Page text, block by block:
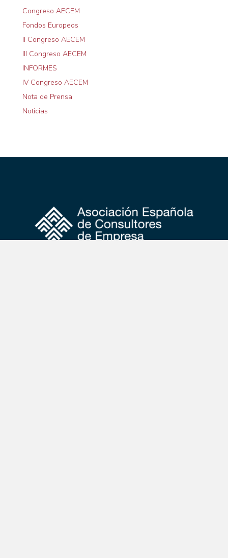
Congreso AECEM
Fondos Europeos
II Congreso AECEM
III Congreso AECEM
INFORMES
IV Congreso AECEM
Nota de Prensa
Noticias